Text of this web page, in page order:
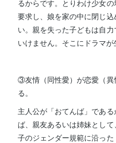
るからです。とりわけ少女
要求し、娘を家の中に閉じ
い。親を失った子どもは自
いけません。そこにドラマが
③友情（同性愛）が恋愛（異
る。
主人公が「おてんば」であ
ば、親友あるいは姉妹とし
子のジェンダー規範に沿っ